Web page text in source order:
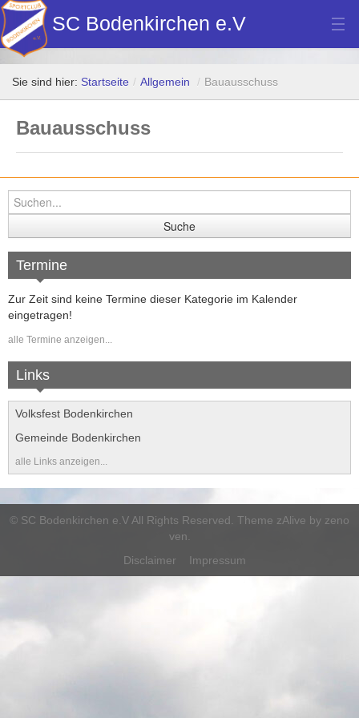
SC Bodenkirchen e.V
Hauptverein
Fußball
Stockschützen
Turn- u. Breitensport
Bilder Neubau Vereinsheim
Vereinsheim Hoamat Wirt
Folge uns auf Instagram
Kursangebote
Sie sind hier: Startseite / Allgemein / Bauausschuss
Bauausschuss
Termine
Zur Zeit sind keine Termine dieser Kategorie im Kalender
eingetragen!
alle Termine anzeigen...
Links
Volksfest Bodenkirchen
Gemeinde Bodenkirchen
alle Links anzeigen...
© SC Bodenkirchen e.V All Rights Reserved. Theme zAlive by zeno
ven
Disclaimer
Impressum